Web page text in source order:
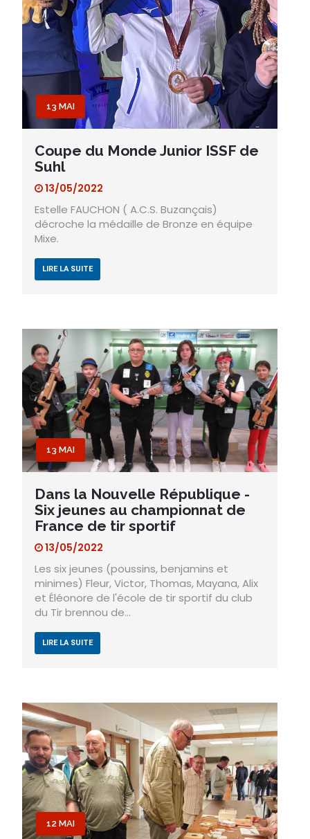
13 MAI
Coupe du Monde Junior ISSF de
Suhl
13/05/2022
Estelle FAUCHON ( A.C.S. Buzançais)
décroche la médaille de Bronze en équipe
Mixe.
LIRE LA SUITE
13 MAI
Dans la Nouvelle République -
Six jeunes au championnat de
France de tir sportif
13/05/2022
Les six jeunes (poussins, benjamins et
minimes) Fleur, Victor, Thomas, Mayana, Alix
et Éléonore de l'école de tir sportif du club
du Tir brennou de…
LIRE LA SUITE
12 MAI